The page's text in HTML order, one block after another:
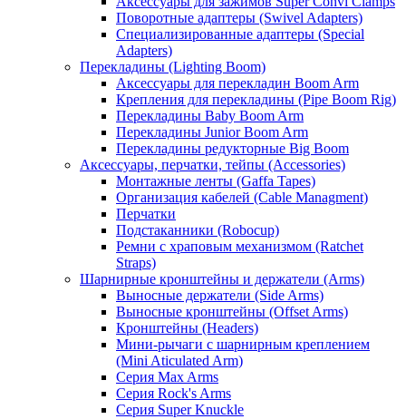
Поворотные адаптеры (Swivel Adapters)
Специализированные адаптеры (Special
Adapters)
Перекладины (Lighting Boom)
Аксессуары для перекладин Boom Arm
Крепления для перекладины (Pipe Boom Rig)
Перекладины Baby Boom Arm
Перекладины Junior Boom Arm
Перекладины редукторные Big Boom
Аксессуары, перчатки, тейпы (Accessories)
Монтажные ленты (Gaffa Tapes)
Организация кабелей (Cable Managment)
Перчатки
Подстаканники (Robocup)
Ремни с храповым механизмом (Ratchet
Straps)
Шарнирные кронштейны и держатели (Arms)
Выносные держатели (Side Arms)
Выносные кронштейны (Offset Arms)
Кронштейны (Headers)
Мини-рычаги с шарнирным креплением
(Mini Aticulated Arm)
Серия Max Arms
Серия Rock's Arms
Серия Super Knuckle